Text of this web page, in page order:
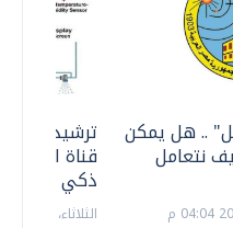
ترشيدا
قناة
ذكي
الثلاثاء، 14 يوليو 2026 06:11 م
.. هل يمكن
نتعامل